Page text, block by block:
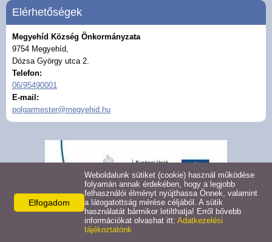
Felhívások
Turizmus
Gazdaság
Galéria
Közérdekű adatok
Elérhetőségek
Megyehíd Község Önkormányzata
9754 Megyehíd,
Dózsa György utca 2.
Telefon:
06/95490001
E-mail:
polgarmester@megyehid.hu
Elfogadom
Weboldalunk sütiket (cookie) használ működése
folyamán annak érdekében, hogy a legjobb
felhasználói élményt nyújthassa Önnek, valamint
a látogatottság mérése céljából. A sütik
használatát bármikor letilthatja! Erről bővebb
információkat olvashat itt: Adatkezelési
tájékoztatónk